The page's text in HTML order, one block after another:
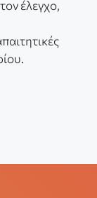
έλεγχο,